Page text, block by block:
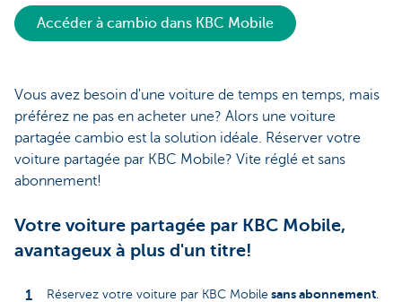
Accéder à cambio dans KBC Mobile
Vous avez besoin d'une voiture de temps en temps, mais
préférez ne pas en acheter une? Alors une voiture
partagée cambio est la solution idéale. Réserver votre
voiture partagée par KBC Mobile? Vite réglé et sans
abonnement!
Votre voiture partagée par KBC Mobile,
avantageux à plus d'un titre!
Réservez votre voiture par KBC Mobile sans abonnement.